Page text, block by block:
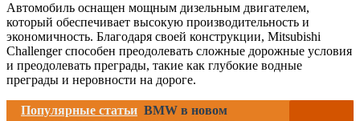
Автомобиль оснащен мощным дизельным двигателем,
который обеспечивает высокую производительность и
экономичность. Благодаря своей конструкции, Mitsubishi
Challenger способен преодолевать сложные дорожные условия
и преодолевать преграды, такие как глубокие водные
преграды и неровности на дороге.
Популярные статьи BMW в новом